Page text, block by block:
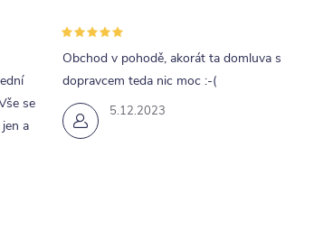
se
a
5.12.2023
Obchod v pohodě, akorát ta domluva s
dopravcem teda nic moc :-(